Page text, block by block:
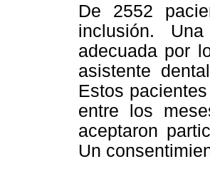
De 2552
inclusión.
adecuada por
asistente
Estos
entre los
aceptaron
Un